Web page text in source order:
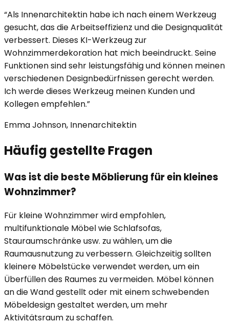
“Als Innenarchitektin habe ich nach einem Werkzeug
gesucht, das die Arbeitseffizienz und die Designqualität
verbessert. Dieses KI-Werkzeug zur
Wohnzimmerdekoration hat mich beeindruckt. Seine
Funktionen sind sehr leistungsfähig und können meinen
verschiedenen Designbedürfnissen gerecht werden.
Ich werde dieses Werkzeug meinen Kunden und
Kollegen empfehlen.”
Emma Johnson, Innenarchitektin
Häufig gestellte Fragen
Was ist die beste Möblierung für ein kleines
Wohnzimmer?
Für kleine Wohnzimmer wird empfohlen,
multifunktionale Möbel wie Schlafsofas,
Stauraumschränke usw. zu wählen, um die
Raumausnutzung zu verbessern. Gleichzeitig sollten
kleinere Möbelstücke verwendet werden, um ein
Überfüllen des Raumes zu vermeiden. Möbel können
an die Wand gestellt oder mit einem schwebenden
Möbeldesign gestaltet werden, um mehr
Aktivitätsraum zu schaffen.